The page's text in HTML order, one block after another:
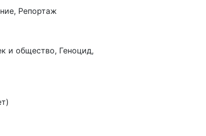
Репортаж
и общество, Геноцид,